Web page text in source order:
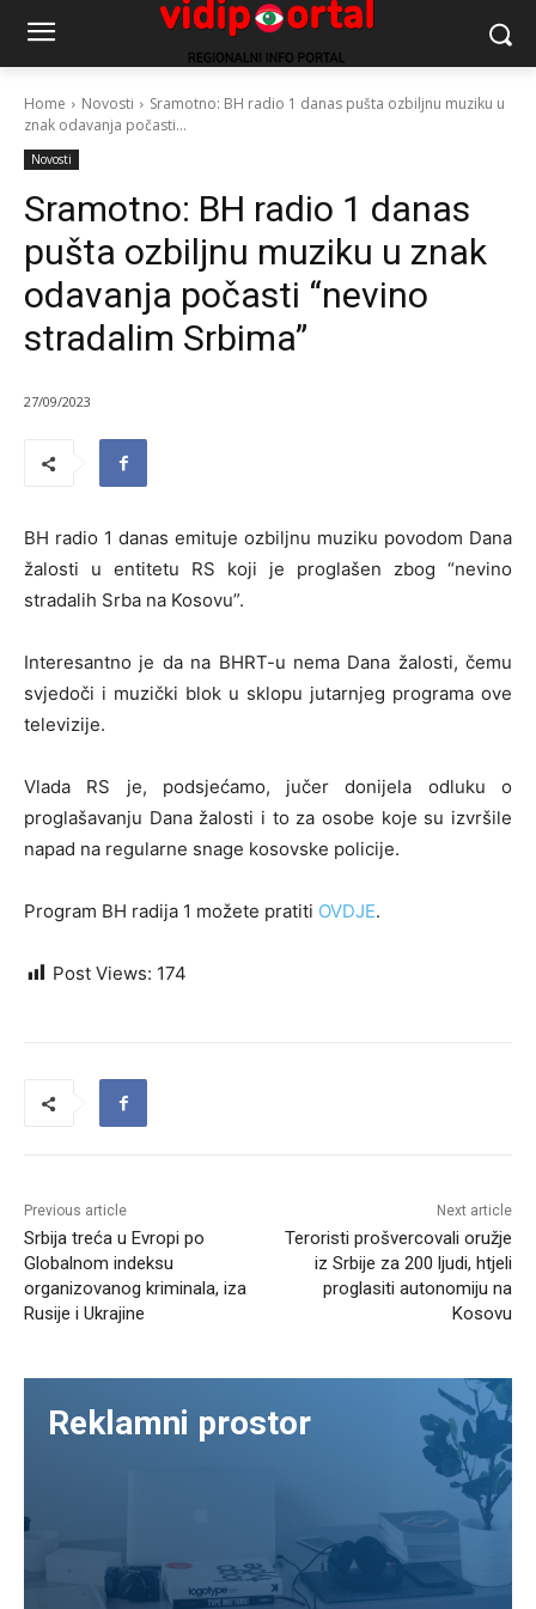
Home Novosti
Sramotno: BH radio 1 danas pušta ozbiljnu muziku u
znak odavanja počasti...
Novosti
Sramotno: BH radio 1 danas
pušta ozbiljnu muziku u znak
odavanja počasti “nevino
stradalim Srbima”
27/09/2023
BH radio 1 danas emituje ozbiljnu muziku povodom Dana
žalosti u entitetu RS koji je proglašen zbog “nevino
stradalih Srba na Kosovu”.
Interesantno je da na BHRT-u nema Dana žalosti, čemu
svjedoči i muzički blok u sklopu jutarnjeg programa ove
televizije.
Vlada RS je, podsjećamo, jučer donijela odluku o
proglašavanju Dana žalosti i to za osobe koje su izvršile
napad na regularne snage kosovske policije.
Program BH radija 1 možete pratiti OVDJE.
Post Views: 174
Previous article
Srbija treća u Evropi po
Globalnom indeksu
organizovanog kriminala, iza
Rusije i Ukrajine
Next article
Teroristi prošvercovali oružje
iz Srbije za 200 ljudi, htjeli
proglasiti autonomiju na
Kosovu
Reklamni prostor